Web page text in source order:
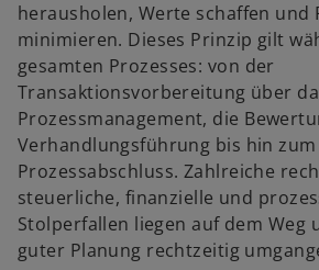
herausholen, Werte schaffen und
minimieren. Dieses Prinzip gilt
gesamten Prozesses: von der
Transaktionsvorbereitung über
Prozessmanagement, die
Verhandlungsführung bis hin
Prozessabschluss. Zahlreiche
steuerliche, finanzielle und
Stolperfallen liegen auf dem Weg
guter Planung rechtzeitig